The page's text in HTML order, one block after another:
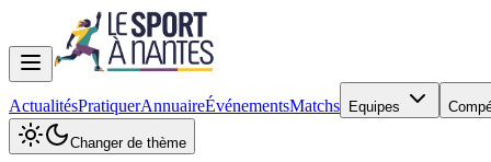
ActualitésPratiquerAnnuaireÉvénementsMatchs Equipes
Changer de thème